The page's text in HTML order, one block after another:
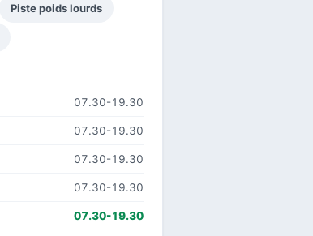
Piste poids lourds
07.30-19.30
07.30-19.30
07.30-19.30
07.30-19.30
07.30-19.30